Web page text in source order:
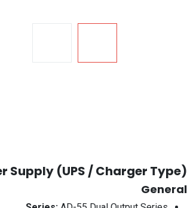
Supply (UPS / Charger Type)
General